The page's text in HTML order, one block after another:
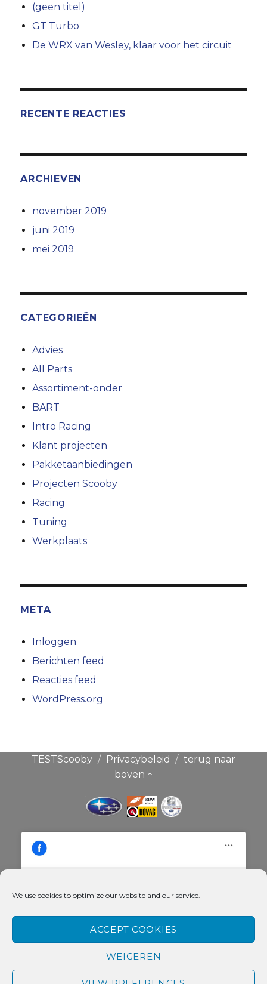
We use cookies to optimize our website and our service.
ACCEPT COOKIES
WEIGEREN
(geen titel)
GT Turbo
De WRX van Wesley, klaar voor het circuit
RECENTE REACTIES
ARCHIEVEN
november 2019
juni 2019
mei 2019
CATEGORIEËN
Advies
All Parts
Assortiment-onder
BART
Intro Racing
Klant projecten
Pakketaanbiedingen
Projecten Scooby
Racing
Tuning
Werkplaats
META
Inloggen
Berichten feed
Reacties feed
WordPress.org
TESTScooby Privacybeleid
terug naar
boven ↑
Broekauto & Scoobysport®
dienst te accepteren